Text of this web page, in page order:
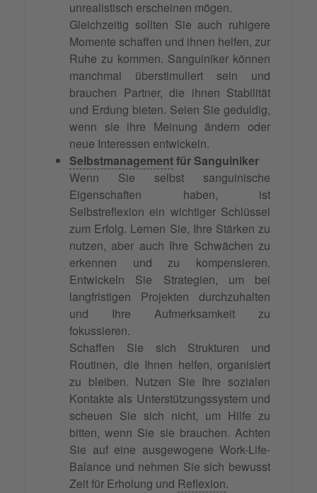
unrealistisch erscheinen mögen.
Gleichzeitig sollten Sie auch ruhigere
Momente schaffen und ihnen helfen, zur
Ruhe zu kommen. Sanguiniker können
manchmal überstimuliert sein und
brauchen Partner, die ihnen Stabilität
und Erdung bieten. Seien Sie geduldig,
wenn sie ihre Meinung ändern oder
neue Interessen entwickeln.
Selbstmanagementfür Sanguiniker
Wenn Sie selbst sanguinische
Eigenschaften haben, ist
Selbstreflexion ein wichtiger Schlüssel
zum Erfolg. Lernen Sie, Ihre Stärken zu
nutzen, aber auch Ihre Schwächen zu
erkennen und zu kompensieren.
Entwickeln Sie Strategien, um bei
langfristigen Projekten durchzuhalten
und Ihre Aufmerksamkeit zu
fokussieren.
Schaffen Sie sich Strukturen und
Routinen, die Ihnen helfen, organisiert
zu bleiben. Nutzen Sie Ihre sozialen
Kontakte als Unterstützungssystem und
scheuen Sie sich nicht, um Hilfe zu
bitten, wenn Sie sie brauchen. Achten
Sie auf eine ausgewogene Work-Life-
Balance und nehmen Sie sich bewusst
Zeit für Erholung und Reflexion.